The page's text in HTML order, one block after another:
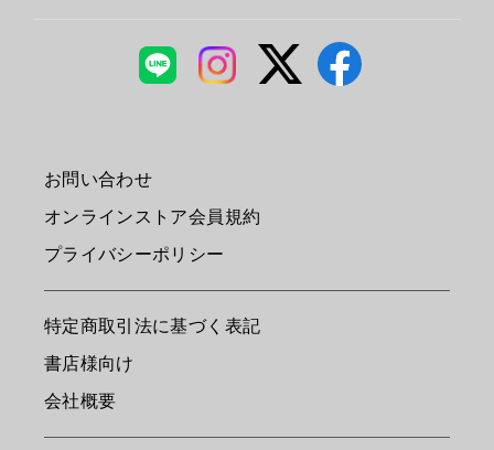
お問い合わせ
オンラインストア会員規約
プライバシーポリシー
特定商取引法に基づく表記
書店様向け
会社概要